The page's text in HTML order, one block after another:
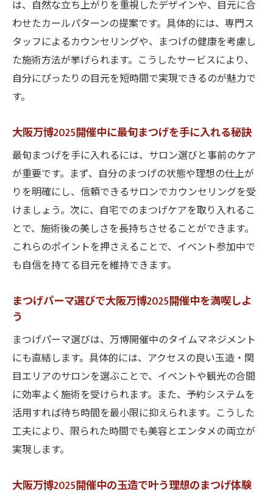
関目エリアで大阪万博2025開催中に体験す
る美眉術
万博開催中の関目で人気急上昇中のまつげ
施術とは
関目で大阪万博2025開催中に実現する理想
大阪万博2025開催中に関目で最旬美容を叶
関目エリアで大阪万博2025開催中の美容事
情を探る
大阪万博2025を満喫しながら美容もアップデー
ト
大阪万博2025開催中に美容も楽しむ過ごし
方
特集
コツ
万博開催中の美容アップデートで自信をプ
ラス
大阪万博2025開催中に自分磨きを叶える習
慣
イベント参加と美容を両立する大阪万博
2025開催中の秘訣
は、自然な立ち上がりを重視したデザインや、目元に合
わせたカールパターンの提案です。具体的には、専門ス
タッフによるカウンセリングや、まつげの健康を考慮し
た施術方法が挙げられます。こうしたサービスにより、
自分にぴったりの目元を短時間で実現できるのが魅力で
す。
大阪万博2025開催中に最旬まつげを手に入れる秘訣
最旬まつげを手に入れるには、サロン選びと事前のケア
が重要です。まず、自分のまつげの状態や理想の仕上が
りを明確にし、信頼できるサロンでカウンセリングを受
けましょう。次に、自宅でのまつげケアを取り入れるこ
とで、施術後の美しさを長持ちさせることができます。
これらのポイントを押さえることで、イベント参加中で
も自信を持てる目元を維持できます。
まつげパーマ選びで大阪万博2025開催中を満喫しよ
う
まつげパーマ選びは、万博開催中のタイムマネジメント
にも直結します。具体的には、アクセスの良い玉造・関
目エリアのサロンを選ぶことで、イベントや観光の合間
に効率よく施術を受けられます。また、予約システムを
活用すれば待ち時間を最小限に抑えられます。こうした
工夫により、限られた時間でも美容とエンタメの両立が
実現します。
大阪万博2025開催中の玉造で叶う理想のまつげ体験